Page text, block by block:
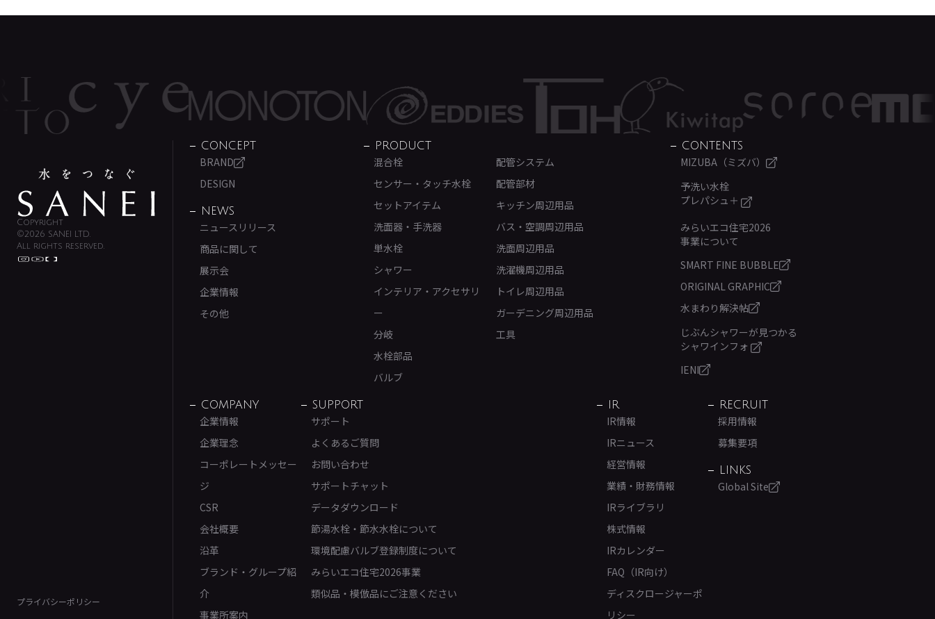
Copyright
©2026 SANEI LTD.
All rights reserved.
プライバシーポリシー
CONCEPT
BRAND
DESIGN
NEWS
ニュースリリース
商品に関して
展示会
企業情報
その他
PRODUCT
混合栓
センサー・タッチ水栓
セットアイテム
洗面器・手洗器
単水栓
シャワー
インテリア・アクセサリ
ー
分岐
水栓部品
バルブ
配管システム
配管部材
キッチン周辺用品
バス・空調周辺用品
洗面周辺用品
洗濯機周辺用品
トイレ周辺用品
ガーデニング周辺用品
工具
CONTENTS
MIZUBA（ミズバ）
予洗い水栓
プレパシュ＋
みらいエコ住宅2026
事業について
SMART FINE BUBBLE
ORIGINAL GRAPHIC
水まわり解決帖
じぶんシャワーが見つかる
シャワインフォ
IENI
COMPANY
企業情報
企業理念
コーポレートメッセー
ジ
CSR
会社概要
沿革
ブランド・グループ紹
介
事業所案内
SUPPORT
サポート
よくあるご質問
お問い合わせ
サポートチャット
データダウンロード
節湯水栓・節水水栓について
環境配慮バルブ登録制度について
みらいエコ住宅2026事業
類似品・模倣品にご注意ください
IR
IR情報
IRニュース
経営情報
業績・財務情報
IRライブラリ
株式情報
IRカレンダー
FAQ（IR向け）
ディスクロージャーポ
リシー
RECRUIT
採用情報
募集要項
LINKS
Global Site